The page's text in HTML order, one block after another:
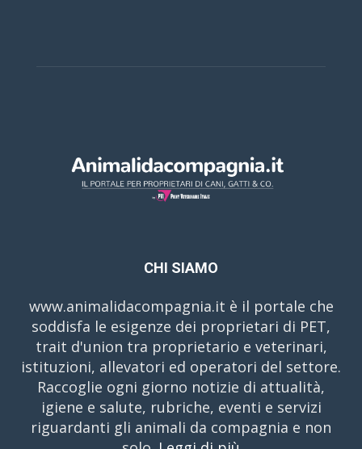
CHI SIAMO
www.animalidacompagnia.it è il portale che
soddisfa le esigenze dei proprietari di PET,
trait d'union tra proprietario e veterinari,
istituzioni, allevatori ed operatori del settore.
Raccoglie ogni giorno notizie di attualità,
igiene e salute, rubriche, eventi e servizi
riguardanti gli animali da compagnia e non